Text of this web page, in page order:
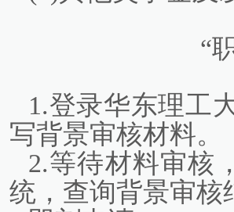
“
1.登录华东理工
写背景审核材料。
2.等待材料审核
统，查询背景审核